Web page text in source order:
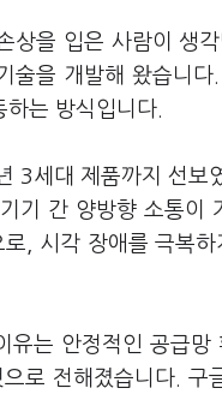
을 입은 사람이 생
술을 개발해 왔습니
는 방식입니다.
세대 제품까지 선보
기 간 양방향 소통이
, 시각 장애를 극복하
는 안정적인 공급망
로 전해졌습니다.